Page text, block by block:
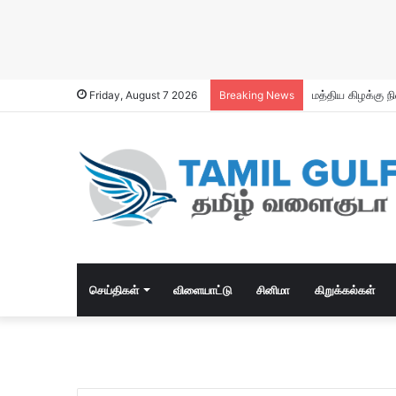
Friday, August 7 2026 Breaking News
செய்திகள் விளையாட்டு சினிமா கிறுக்கல்கள்